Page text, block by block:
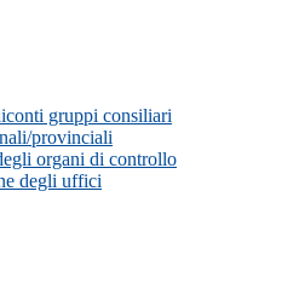
gruppi consiliari
provinciali
organi di controllo
degli uffici